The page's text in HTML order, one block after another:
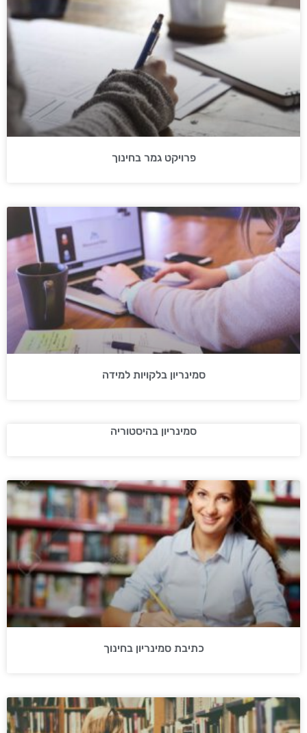
פרויקט גמר בחינוך
סמינריון בלקויות למידה
סמינריון בהיסטוריה
כתיבת סמינריון בחינוך